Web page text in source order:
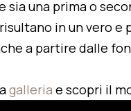
sia una prima o
in un vero e
a partire dalle
galleria e scopri il